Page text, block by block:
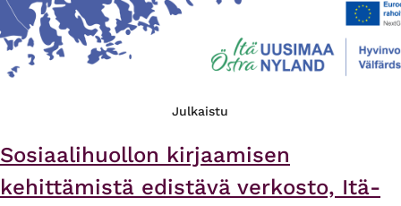
Julkaistu
Sosiaalihuollon kirjaamisen
kehittämistä edistävä verkosto, Itä-